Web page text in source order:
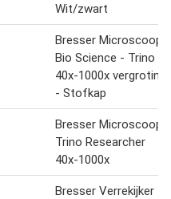
Wit/zwart
Bresser Microscoop -
Bio Science - Trino -
40x-1000x vergroting
- Stofkap
Bresser Microscoop
Trino Researcher
40x-1000x
Bresser Verrekijker -